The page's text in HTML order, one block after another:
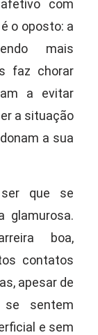
com
o oposto: a
mais
faz chorar
a evitar
a situação
a sua
ser que se
glamurosa.
boa,
contatos
apesar de
se sentem
e sem